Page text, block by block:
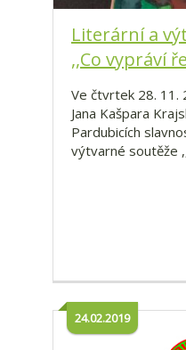
Literární a
,,Co vypráví
Ve čtvrtek 28. 11.
Jana Kašpara
Pardubicích
výtvarné soutěže
24.02.2019